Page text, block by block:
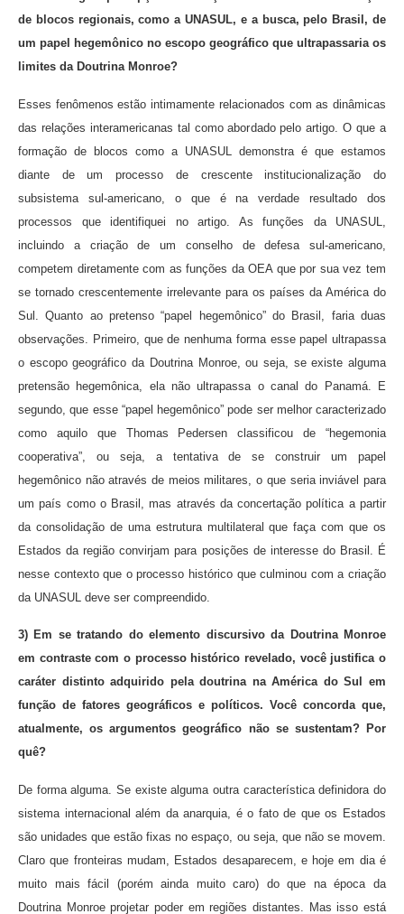
de blocos regionais, como a UNASUL, e a busca, pelo Brasil, de
um papel hegemônico no escopo geográfico que ultrapassaria os
limites da Doutrina Monroe?
Esses fenômenos estão intimamente relacionados com as dinâmicas
das relações interamericanas tal como abordado pelo artigo. O que a
formação de blocos como a UNASUL demonstra é que estamos
diante de um processo de crescente institucionalização do
subsistema sul-americano, o que é na verdade resultado dos
processos que identifiquei no artigo. As funções da UNASUL,
incluindo a criação de um conselho de defesa sul-americano,
competem diretamente com as funções da OEA que por sua vez tem
se tornado crescentemente irrelevante para os países da América do
Sul. Quanto ao pretenso “papel hegemônico” do Brasil, faria duas
observações. Primeiro, que de nenhuma forma esse papel ultrapassa
o escopo geográfico da Doutrina Monroe, ou seja, se existe alguma
pretensão hegemônica, ela não ultrapassa o canal do Panamá. E
segundo, que esse “papel hegemônico” pode ser melhor caracterizado
como aquilo que Thomas Pedersen classificou de “hegemonia
cooperativa”, ou seja, a tentativa de se construir um papel
hegemônico não através de meios militares, o que seria inviável para
um país como o Brasil, mas através da concertação política a partir
da consolidação de uma estrutura multilateral que faça com que os
Estados da região convirjam para posições de interesse do Brasil. É
nesse contexto que o processo histórico que culminou com a criação
da UNASUL deve ser compreendido.
3) Em se tratando do elemento discursivo da Doutrina Monroe
em contraste com o processo histórico revelado, você justifica o
caráter distinto adquirido pela doutrina na América do Sul em
função de fatores geográficos e políticos. Você concorda que,
atualmente, os argumentos geográfico não se sustentam? Por
quê?
De forma alguma. Se existe alguma outra característica definidora do
sistema internacional além da anarquia, é o fato de que os Estados
são unidades que estão fixas no espaço, ou seja, que não se movem.
Claro que fronteiras mudam, Estados desaparecem, e hoje em dia é
muito mais fácil (porém ainda muito caro) do que na época da
Doutrina Monroe projetar poder em regiões distantes. Mas isso está